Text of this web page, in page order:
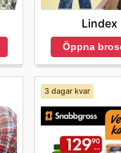
Lindex
Öppna
3 dagar kvar